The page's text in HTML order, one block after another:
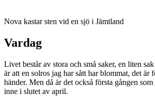
Nova kastar sten vid en sjö i Jämtland
Vardag
Livet består av stora och små saker, en liten
är att en solros jag har sått har blommat, det är
händer. Men då är det också första gången
inne i slutet av april.